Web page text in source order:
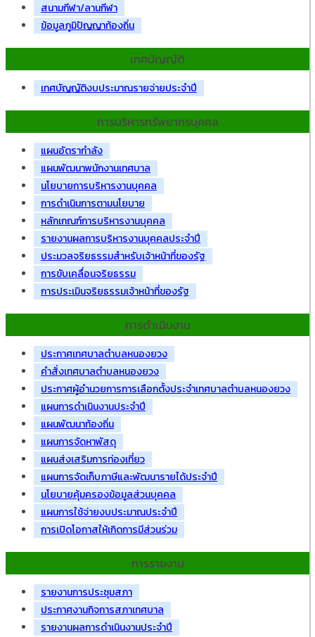
สนามกีฬา/ลานกีฬา
ข้อมูลภูมิปัญญาท้องถิ่น
เทศบัญญัติ
เทศบัญญัติงบประมาณรายจ่ายประจำปี
การบริหารทรัพยากรบุคคล
แผนอัตรากำลัง
แผนพัฒนาพนักงานเทศบาล
นโยบายการบริหารงานบุคคล
การดำเนินการตามนโยบาย
หลักเกณฑ์การบริหารงานบุคคล
รายงานผลการบริหารงานบุคคลประจำปี
ประมวลจริยธรรมสำหรับเจ้าหน้าที่ของรัฐ
การขับเคลื่อนจริยธรรม
การประเมินจริยธรรมเจ้าหน้าที่ของรัฐ
การดำเนินงาน
ประกาศเทศบาลตำบลหนองยวง
คำสั่งเทศบาลตำบลหนองยวง
ประกาศผู้อำนวยการการเลือกตั้งประจำเทศบาลตำบลหนองยวง
แผนการดำเนินงานประจำปี
แผนพัฒนาท้องถิ่น
แผนการจัดหาพัสดุ
แผนส่งเสริมการท่องเที่ยว
แผนการจัดเก็บภาษีและพัฒนารายได้ประจำปี
นโยบายคุ้มครองข้อมูลส่วนบุคคล
แผนการใช้จ่ายงบประมาณประจำปี
การเปิดโอกาสให้เกิดการมีส่วนร่วม
การรายงาน
รายงานการประชุมสภา
ประกาศงานกิจการสภาเทศบาล
รายงานผลการดำเนินงานประจำปี